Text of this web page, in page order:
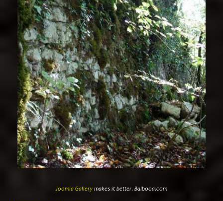
Joomla Gallerymakes it better. Balbooa.com